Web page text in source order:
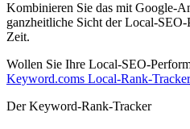
Kombinieren Sie das mit Google-
ganzheitliche Sicht der Local-
Zeit.
Wollen Sie Ihre Local-SEO-
Keyword.coms Local-Rank-Tracker
Der Keyword-Rank-Tracker